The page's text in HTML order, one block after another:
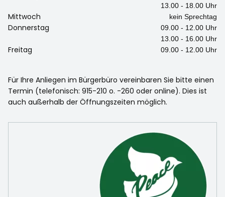
13.00 - 18.00 Uhr
Mittwoch kein Sprechtag
Donnerstag
09.00 - 12.00 Uhr
13.00 - 16.00 Uhr
Freitag 09.00 - 12.00 Uhr
Für Ihre Anliegen im Bürgerbüro vereinbaren Sie bitte einen
Termin (telefonisch: 915-210 o. -260 oder online). Dies ist
auch außerhalb der Öffnungszeiten möglich.